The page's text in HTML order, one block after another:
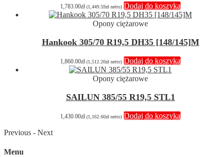
1,783.00zł (1,449.59zł netto) Dodaj do koszyka
Opony ciężarowe
Hankook 305/70 R19,5 DH35 [148/145]M
1,860.00zł (1,512.20zł netto) Dodaj do koszyka
Opony ciężarowe
SAILUN 385/55 R19,5 STL1
1,430.00zł (1,162.60zł netto) Dodaj do koszyka
Previous - Next
Menu